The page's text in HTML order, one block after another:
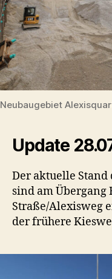
Neubaugebiet
Update
Der aktuelle
sind am
Straße/Alexisweg
der frühere